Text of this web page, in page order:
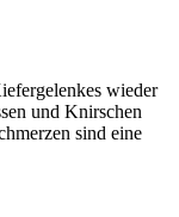
wieder
und Knirschen
sind eine